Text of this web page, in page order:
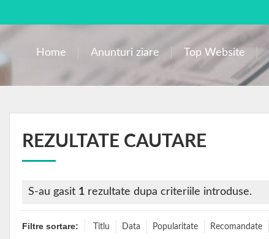
Home Anunturi ziare Top Website
REZULTATE CAUTARE
S-au gasit 1 rezultate dupa criteriile introduse.
Filtre sortare: Titlu Data Popularitate Recomandate